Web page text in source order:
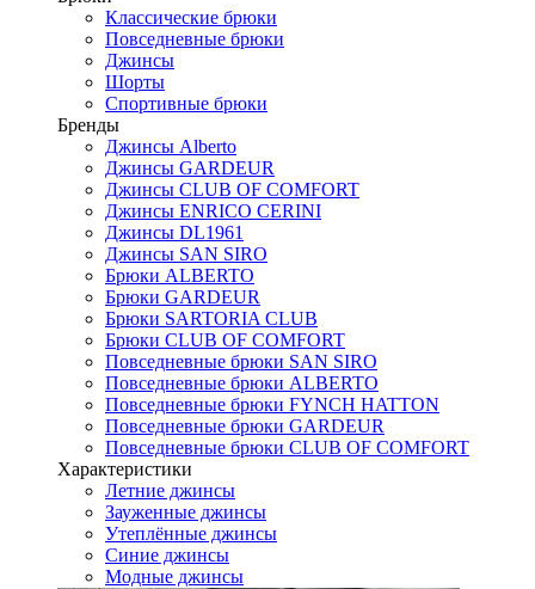
Классические брюки
Повседневные брюки
Джинсы
Шорты
Спортивные брюки
Бренды
Джинсы Alberto
Джинсы GARDEUR
Джинсы CLUB OF COMFORT
Джинсы ENRICO CERINI
Джинсы DL1961
Джинсы SAN SIRO
Брюки ALBERTO
Брюки GARDEUR
Брюки SARTORIA CLUB
Брюки CLUB OF COMFORT
Повседневные брюки SAN SIRO
Повседневные брюки ALBERTO
Повседневные брюки FYNCH HATTON
Повседневные брюки GARDEUR
Повседневные брюки CLUB OF COMFORT
Характеристики
Летние джинсы
Зауженные джинсы
Утеплённые джинсы
Синие джинсы
Модные джинсы